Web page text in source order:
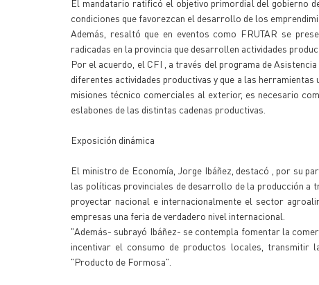
El mandatario ratificó el objetivo primordial del gobierno
condiciones que favorezcan el desarrollo de los
Además, resaltó que en eventos como FRUTAR se
radicadas en la provincia que desarrollen actividades
Por el acuerdo, el CFI , a través del programa de
diferentes actividades productivas y que a las
misiones técnico comerciales al exterior, es necesario
eslabones de las distintas cadenas productivas.
Exposición dinámica
El ministro de Economía, Jorge Ibáñez, destacó , por su
las políticas provinciales de desarrollo de la producción a
proyectar nacional e internacionalmente el sector
empresas una feria de verdadero nivel internacional.
"Además- subrayó Ibáñez- se contempla fomentar la
incentivar el consumo de productos locales, transmitir
"Producto de Formosa".